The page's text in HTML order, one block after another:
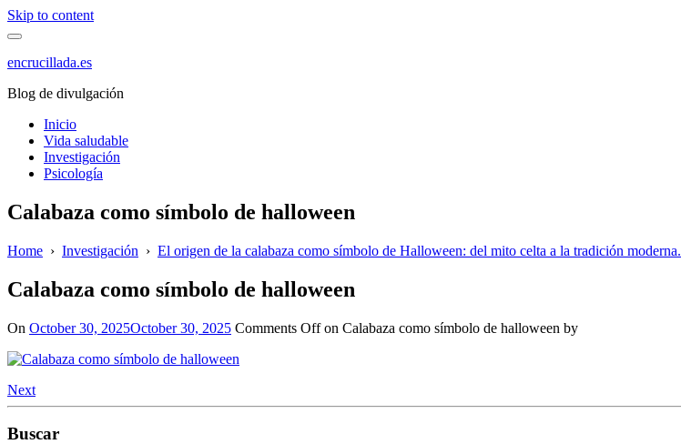
Skip to content
encrucillada.es
Blog de divulgación
Inicio
Vida saludable
Investigación
Psicología
Calabaza como símbolo de halloween
Home › Investigación › El origen de la calabaza como símbolo de Halloween: del mito celta a la tradición moderna.
Calabaza como símbolo de halloween
On October 30, 2025October 30, 2025 Comments Offon Calabaza como símbolo de halloween by
Next
Buscar